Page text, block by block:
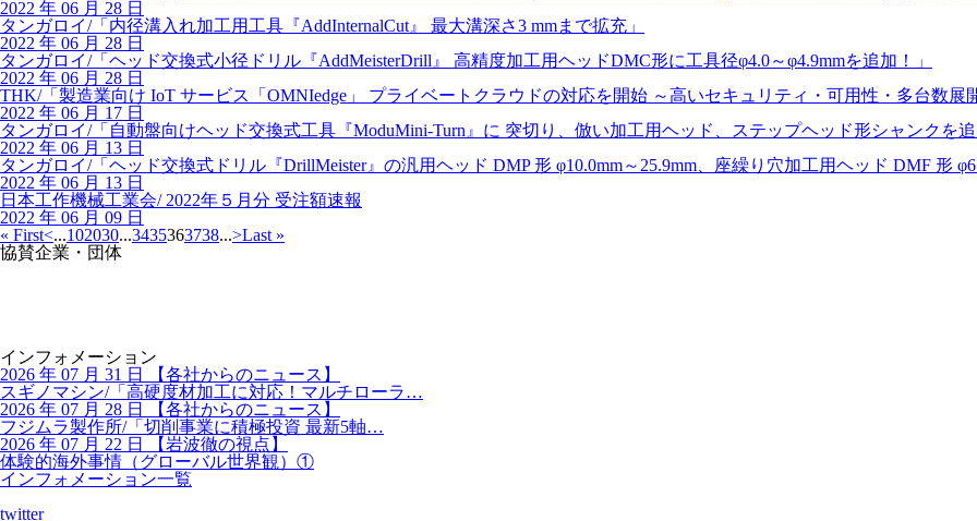
2022 年 06 月 28 日
タンガロイ/「内径溝入れ加工用工具『AddInternalCut』 最大溝深さ3 mmまで拡充」
2022 年 06 月 28 日
タンガロイ/「ヘッド交換式小径ドリル『AddMeisterDrill』 高精度加工用ヘッドDMC形に工具径φ4.0～φ4.9mmを追加！」
2022 年 06 月 28 日
THK/「製造業向け IoT サービス「OMNIedge」 プライベートクラウドの対応を開始 ～高いセキュリティ・可用性・多台数展
2022 年 06 月 17 日
タンガロイ/「自動盤向けヘッド交換式工具『ModuMini-Turn』に 突切り、倣い加工用ヘッド、ステップヘッド形シャンクを
2022 年 06 月 13 日
タンガロイ/「ヘッド交換式ドリル『DrillMeister』の汎用ヘッド DMP 形 φ10.0mm～25.9mm、座繰り穴加工用ヘッド DMF 形
2022 年 06 月 13 日
日本工作機械工業会/ 2022年５月分 受注額速報
2022 年 06 月 09 日
« First<...102030...3435363738...>Last »
協賛企業・団体
インフォメーション
2026 年 07 月 31 日
【各社からのニュース】
スギノマシン/「高硬度材加工に対応！マルチローラ…
2026 年 07 月 28 日
【各社からのニュース】
フジムラ製作所/「切削事業に積極投資 最新5軸…
2026 年 07 月 22 日
【岩波徹の視点】
体験的海外事情（グローバル世界観）①
インフォメーション一覧
twitter